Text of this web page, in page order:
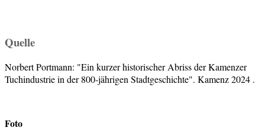
Quelle
Norbert Portmann: "Ein kurzer historischer Abriss der Kamenzer
Tuchindustrie in der 800-jährigen Stadtgeschichte". Kamenz 2024 .
Foto